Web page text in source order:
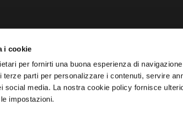
i cookie
per fornirti una buona esperienza di
parti per personalizzare i contenuti, servire
social media. La nostra cookie policy fornisce
impostazioni.